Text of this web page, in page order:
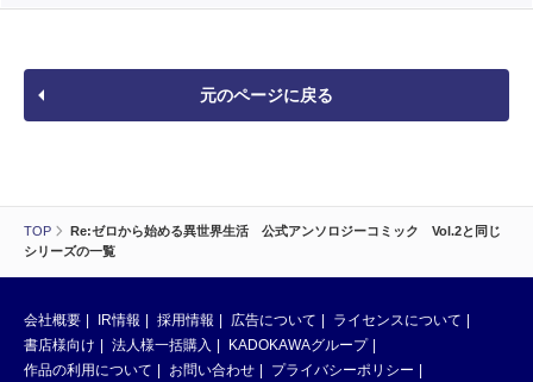
TOP
Re:ゼロから始める異世界生活 公式アンソロジーコミック Vol.2と同じ
シリーズの一覧
元のページに戻る
会社概要 IR情報 採用情報 広告について
ライセンスについて
書店様向け
法人様一括購入
KADOKAWAグループ
作品の利用について
お問い合わせ プライバシーポリシー